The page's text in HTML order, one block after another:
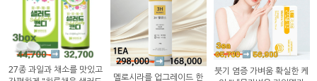
27종 과일과 채소를 맛있고
멜로시라를 업그레이드 한
붓기 염증 가벼움 확실한 케